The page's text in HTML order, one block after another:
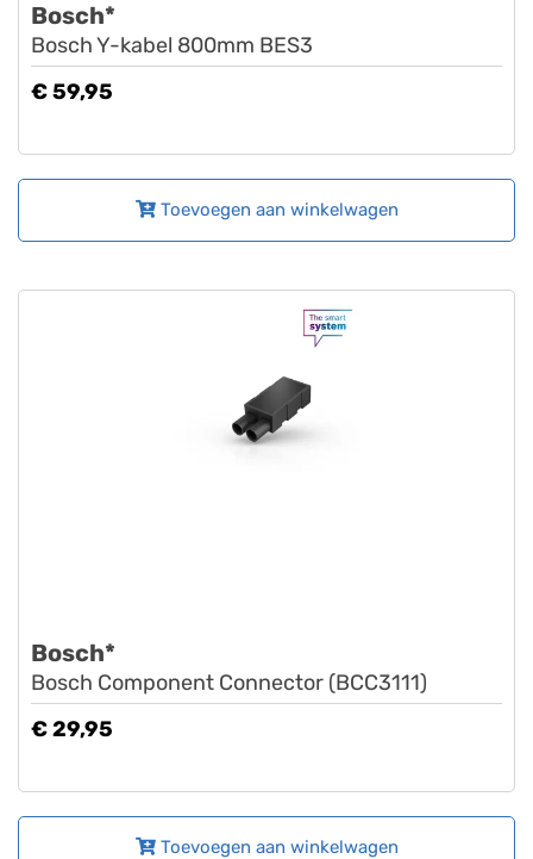
Bosch*
Bosch Y-kabel 800mm BES3
€ 59,95
Toevoegen aan winkelwagen
Bosch*
Bosch Component Connector (BCC3111)
€ 29,95
Toevoegen aan winkelwagen